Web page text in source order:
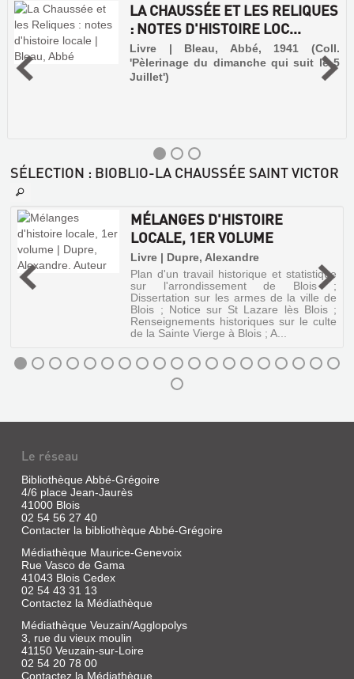
LA CHAUSSÉE ET LES RELIQUES
: NOTES D'HISTOIRE LOC...
Livre | Bleau, Abbé, 1941 (Coll.
'Pèlerinage du dimanche qui suit le 5
Juillet')
LA
LES
NOTES
D'HISTOIRE
LOC...
Livre
Bleau,
Abbé,
1941
(Coll.
du
dimanche
qui
suit
SÉLECTION : BIOBLIO-LA CHAUSSÉE SAINT VICTOR
MÉLANGES D'HISTOIRE
LOCALE, 1ER VOLUME
Livre | Dupre, Alexandre
Plan d'un travail historique et statistique
sur l'arrondissement de Blois ;
Dissertation sur les armes de la ville de
Blois ; Notice sur St Lazare lès Blois ;
Renseignements historiques sur le culte
de la Sainte Vierge à Blois ; A...
MÉLANGES
D'HISTOIRE
LOCALE,
1ER
VOLUME
Livre
|
Dupre,
Alexandre
Plan
d'un
Le réseau
Bibliothèque Abbé-Grégoire
4/6 place Jean-Jaurès
41000 Blois
02 54 56 27 40
Contacter la bibliothèque Abbé-Grégoire
Médiathèque Maurice-Genevoix
Rue Vasco de Gama
41043 Blois Cedex
02 54 43 31 13
Contactez la Médiathèque
Médiathèque Veuzain/Agglopolys
3, rue du vieux moulin
41150 Veuzain-sur-Loire
02 54 20 78 00
Contactez la Médiathèque